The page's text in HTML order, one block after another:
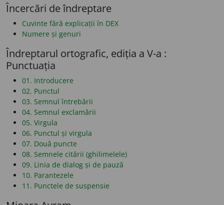
Încercări de îndreptare
Cuvinte fără explicații în DEX
Numere și genuri
Îndreptarul ortografic, ediția a V-a :
Punctuația
01. Introducere
02. Punctul
03. Semnul întrebării
04. Semnul exclamării
05. Virgula
06. Punctul și virgula
07. Două puncte
08. Semnele citării (ghilimelele)
09. Linia de dialog și de pauză
10. Parantezele
11. Punctele de suspensie